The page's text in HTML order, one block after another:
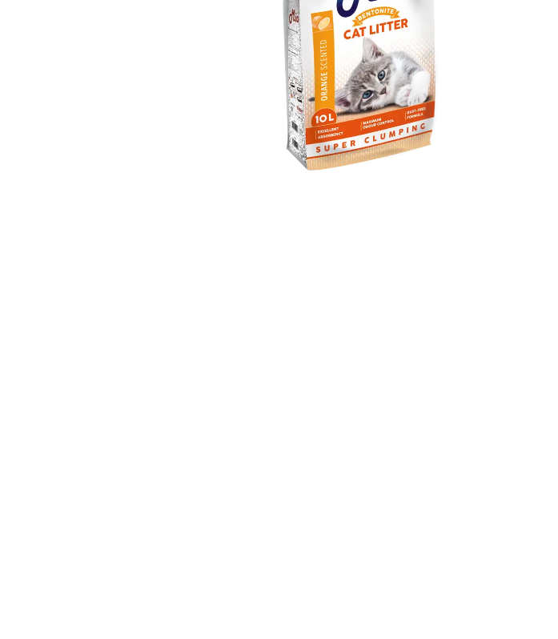
Saka ve Doğa Kuşu
Yemleri
Güvercin Yemleri
Kumlar
Mamalar
Krakerler
Kalamar Kemiği ve Gaga
Taşları